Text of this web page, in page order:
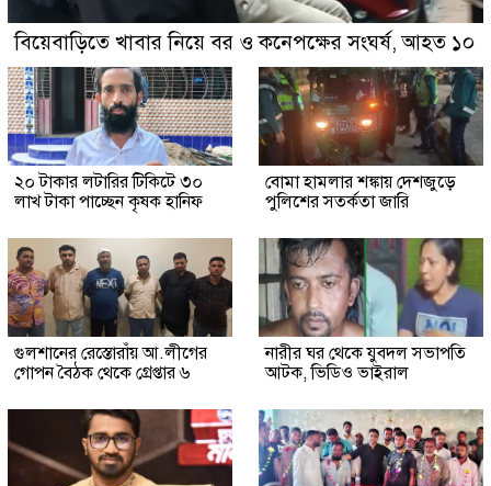
বিয়েবাড়িতে খাবার নিয়ে বর ও কনেপক্ষের সংঘর্ষ, আহত ১০
২০ টাকার লটারির টিকিটে ৩০
লাখ টাকা পাচ্ছেন কৃষক হানিফ
বোমা হামলার শঙ্কায় দেশজুড়ে
পুলিশের সতর্কতা জারি
গুলশানের রেস্তোরাঁয় আ.লীগের
গোপন বৈঠক থেকে গ্রেপ্তার ৬
নারীর ঘর থেকে যুবদল সভাপতি
আটক, ভিডিও ভাইরাল